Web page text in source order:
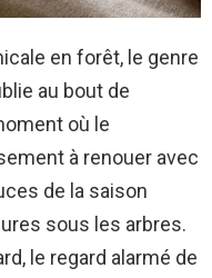
en forêt, le genre
au bout de
où le
à renouer avec
de la saison
sous les arbres.
le regard alarmé de